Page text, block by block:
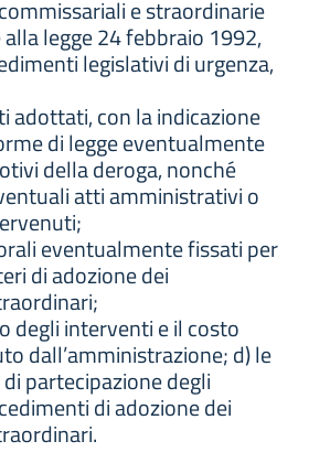
e straordinarie
legge 24 febbraio 1992,
legislativi di urgenza,
adottati, con la indicazione
di legge eventualmente
della deroga, nonché
atti amministrativi o
eventualmente fissati per
di adozione dei
degli interventi e il costo
dall’amministrazione; d) le
partecipazione degli
di adozione dei